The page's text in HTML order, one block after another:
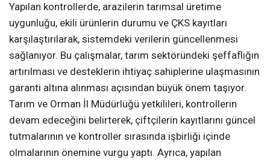
Yapılan kontrollerde, arazilerin tarımsal üretime
uygunluğu, ekili ürünlerin durumu ve ÇKS kayıtları
karşılaştırılarak, sistemdeki verilerin güncellenmesi
sağlanıyor. Bu çalışmalar, tarım sektöründeki şeffaflığın
artırılması ve desteklerin ihtiyaç sahiplerine ulaşmasının
garanti altına alınması açısından büyük önem taşıyor.
Tarım ve Orman İl Müdürlüğü yetkilileri, kontrollerin
devam edeceğini belirterek, çiftçilerin kayıtlarını güncel
tutmalarının ve kontroller sırasında işbirliği içinde
olmalarının önemine vurgu yaptı. Ayrıca, yapılan